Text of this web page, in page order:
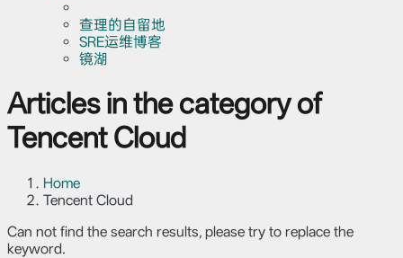
查理的自留地
SRE运维博客
镜湖
Articles in the category of
Tencent Cloud
Home
Tencent Cloud
Can not find the search results, please try to replace the
keyword.